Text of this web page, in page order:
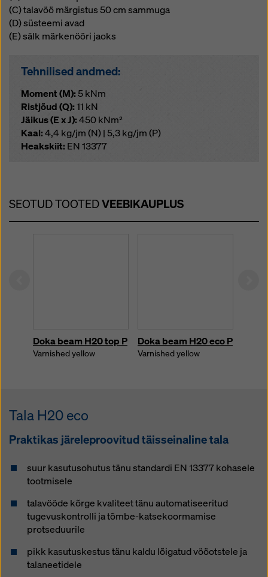
(C) talavöö märgistus 50 cm sammuga
(D) süsteemi avad
(E) sälk märkenööri jaoks
Tehnilised andmed:
Moment (M):5 kNm
Ristjõud (Q):11 kN
Jäikus (E x J):450 kNm²
Kaal:4,4 kg/jm (N) | 5,3 kg/jm (P)
Heakskiit:EN 13377
SEOTUD TOOTEDVEEBIKAUPLUS
Doka beam H20 top P
Varnished yellow
Doka beam H20 eco P
Varnished yellow
Tala H20 eco
Praktikas järeleproovitud täisseinaline tala
suur kasutusohutus tänu standardi EN 13377 kohasele
tootmisele
talavööde kõrge kvaliteet tänu automatiseeritud
tugevuskontrolli ja tõmbe-katsekoormamise
protseduurile
pikk kasutuskestus tänu kaldu lõigatud vööotstele ja
talaneetidele